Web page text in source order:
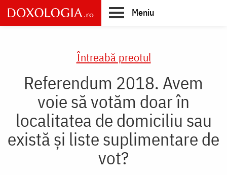
Skip
to
main
Meniu
Întreabă preotul
Referendum 2018. Avem
voie să votăm doar în
localitatea de domiciliu sau
există și liste suplimentare de
vot?